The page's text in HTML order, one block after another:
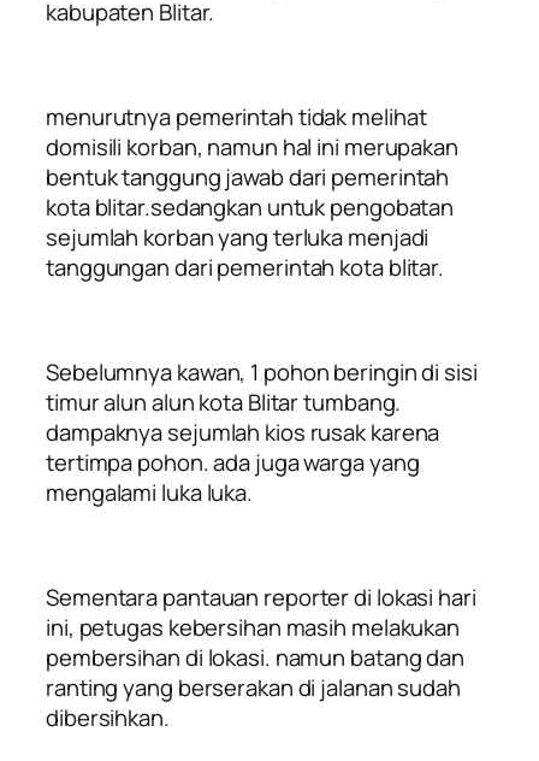
kabupaten Blitar.
menurutnya pemerintah tidak melihat
domisili korban, namun hal ini merupakan
bentuk tanggung jawab dari pemerintah
kota blitar.sedangkan untuk pengobatan
sejumlah korban yang terluka menjadi
tanggungan dari pemerintah kota blitar.
Sebelumnya kawan, 1 pohon beringin di sisi
timur alun alun kota Blitar tumbang.
dampaknya sejumlah kios rusak karena
tertimpa pohon. ada juga warga yang
mengalami luka luka.
Sementara pantauan reporter di lokasi hari
ini, petugas kebersihan masih melakukan
pembersihan di lokasi. namun batang dan
ranting yang berserakan di jalanan sudah
dibersihkan.